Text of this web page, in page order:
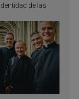
de las